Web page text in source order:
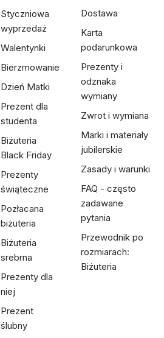
Styczniowa
wyprzedaż
Walentynki
Bierzmowanie
Dzień Matki
Prezent dla
studenta
Biżuteria
Black Friday
Prezenty
świąteczne
Pozłacana
biżuteria
Biżuteria
srebrna
Prezenty dla
niej
Prezent
ślubny
Dostawa
Karta
podarunkowa
Prezenty i
odznaka
wymiany
Zwrot i wymiana
Marki i materiały
jubilerskie
Zasady i warunki
FAQ - często
zadawane
pytania
Przewodnik po
rozmiarach:
Biżuteria